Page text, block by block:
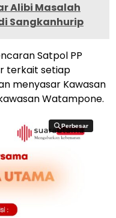
Alibi Masalah
Sangkanhurip
Satpol PP
terkait setiap
menyasar Kawasan
Watampone.
Perbesar
Perbesar